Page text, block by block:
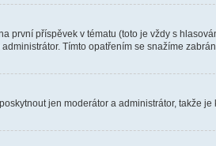
první příspěvek v tématu (toto je vždy s
Tímto opatřením se snažíme
jen moderátor a administrátor, takže je